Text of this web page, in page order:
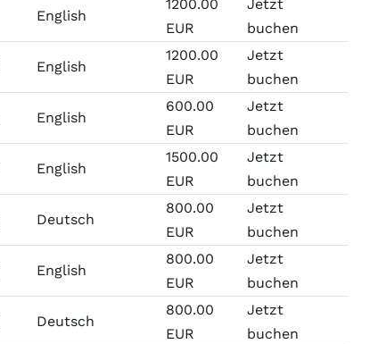
English
1200.00
EUR
Jetzt
buchen
English
1200.00
EUR
Jetzt
buchen
English
600.00
EUR
Jetzt
buchen
English
1500.00
EUR
Jetzt
buchen
Deutsch
800.00
EUR
Jetzt
buchen
English
800.00
EUR
Jetzt
buchen
Deutsch
800.00
EUR
Jetzt
buchen